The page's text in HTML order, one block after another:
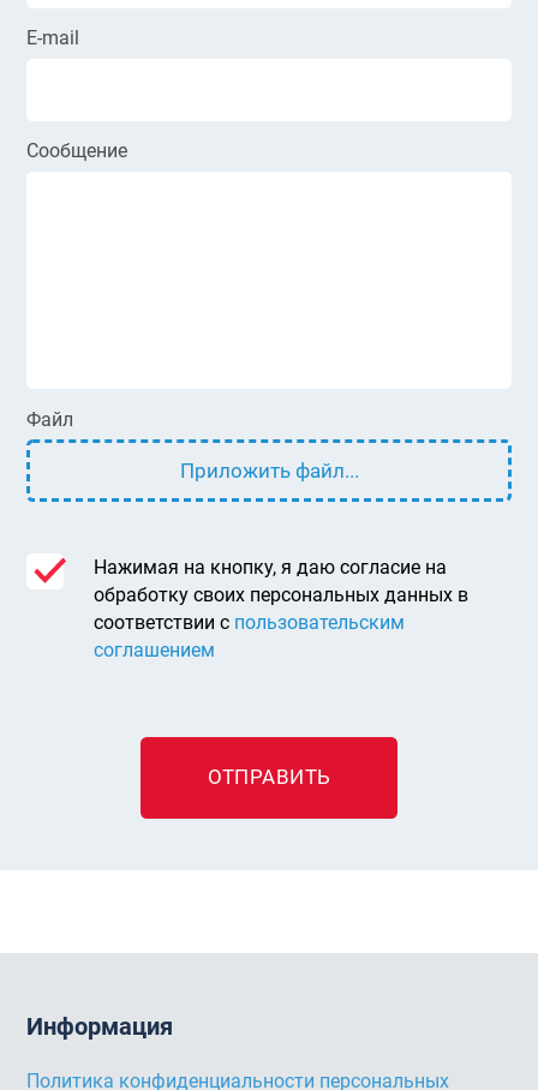
E-mail
Сообщение
Файл
Приложить файл...
Нажимая на кнопку, я даю согласие на
обработку своих персональных данных в
соответствии с пользовательским
соглашением
ОТПРАВИТЬ
Информация
Политика конфиденциальности персональных